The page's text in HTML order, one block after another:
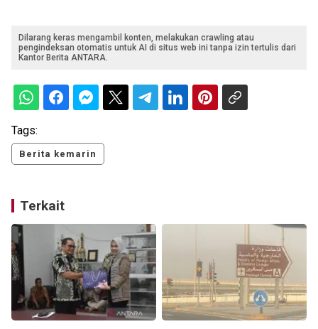
Dilarang keras mengambil konten, melakukan crawling atau
pengindeksan otomatis untuk AI di situs web ini tanpa izin tertulis dari
Kantor Berita ANTARA.
Tags:
Berita kemarin
Terkait